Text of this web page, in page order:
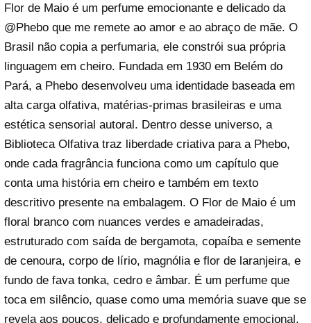
Flor de Maio é um perfume emocionante e delicado da
@Phebo que me remete ao amor e ao abraço de mãe. O
Brasil não copia a perfumaria, ele constrói sua própria
linguagem em cheiro. Fundada em 1930 em Belém do
Pará, a Phebo desenvolveu uma identidade baseada em
alta carga olfativa, matérias-primas brasileiras e uma
estética sensorial autoral. Dentro desse universo, a
Biblioteca Olfativa traz liberdade criativa para a Phebo,
onde cada fragrância funciona como um capítulo que
conta uma história em cheiro e também em texto
descritivo presente na embalagem. O Flor de Maio é um
floral branco com nuances verdes e amadeiradas,
estruturado com saída de bergamota, copaíba e semente
de cenoura, corpo de lírio, magnólia e flor de laranjeira, e
fundo de fava tonka, cedro e âmbar. É um perfume que
toca em silêncio, quase como uma memória suave que se
revela aos poucos, delicado e profundamente emocional,